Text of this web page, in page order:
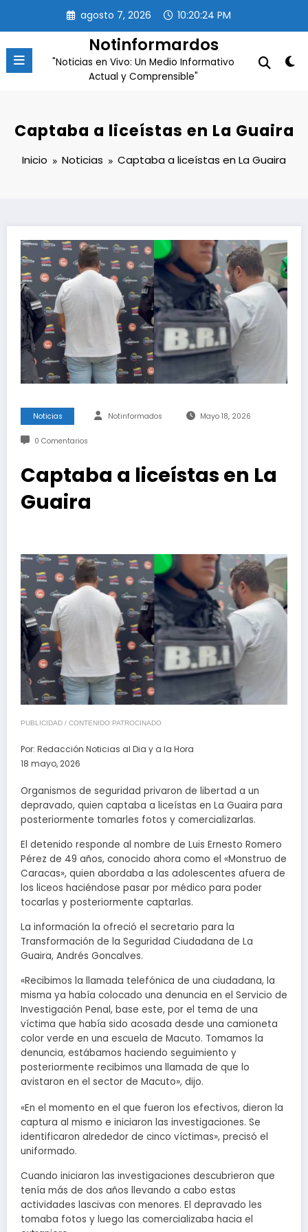
contenido
agosto 7, 2026 10:20:24 PM
Notinformardos
"Noticias en Vivo: Un Medio Informativo
Actual y Comprensible"
Captaba a liceístas en La Guaira
Inicio Noticias Captaba a liceístas en La Guaira
Noticias Notinformados Mayo 18, 2026
0 Comentarios
Captaba a liceístas en La
Guaira
PUBLICIDAD / CONTENIDO PATROCINADO
Por: Redacción Noticias al Dia y a la Hora
18 mayo, 2026
Organismos de seguridad privaron de libertad a un
depravado, quien captaba a liceístas en La Guaira para
posteriormente tomarles fotos y comercializarlas.
El detenido responde al nombre de Luis Ernesto Romero
Pérez de 49 años, conocido ahora como el «Monstruo de
Caracas», quien abordaba a las adolescentes afuera de
los liceos haciéndose pasar por médico para poder
tocarlas y posteriormente captarlas.
La información la ofreció el secretario para la
Transformación de la Seguridad Ciudadana de La
Guaira, Andrés Goncalves.
«Recibimos la llamada telefónica de una ciudadana, la
misma ya había colocado una denuncia en el Servicio de
Investigación Penal, base este, por el tema de una
víctima que había sido acosada desde una camioneta
color verde en una escuela de Macuto. Tomamos la
denuncia, estábamos haciendo seguimiento y
posteriormente recibimos una llamada de que lo
avistaron en el sector de Macuto», dijo.
«En el momento en el que fueron los efectivos, dieron la
captura al mismo e iniciaron las investigaciones. Se
identificaron alrededor de cinco víctimas», precisó el
uniformado.
Cuando iniciaron las investigaciones descubrieron que
tenía más de dos años llevando a cabo estas
actividades lascivas con menores. El depravado les
tomaba fotos y luego las comercializaba hacia el